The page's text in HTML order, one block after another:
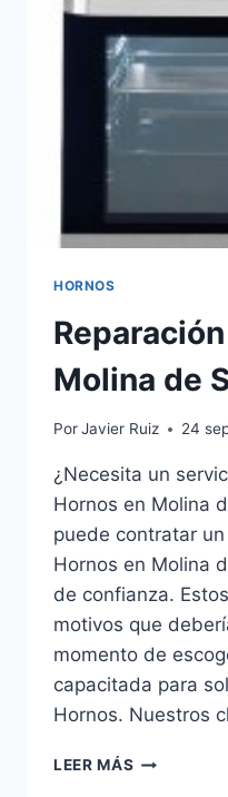
HORNOS
Molina de
PorJavier Ruiz 24
¿Necesita un
Hornos en Molina
puede contratar
Hornos en Molina
de confianza.
motivos que
momento de
capacitada para
Hornos. Nuestros
LEER MÁS